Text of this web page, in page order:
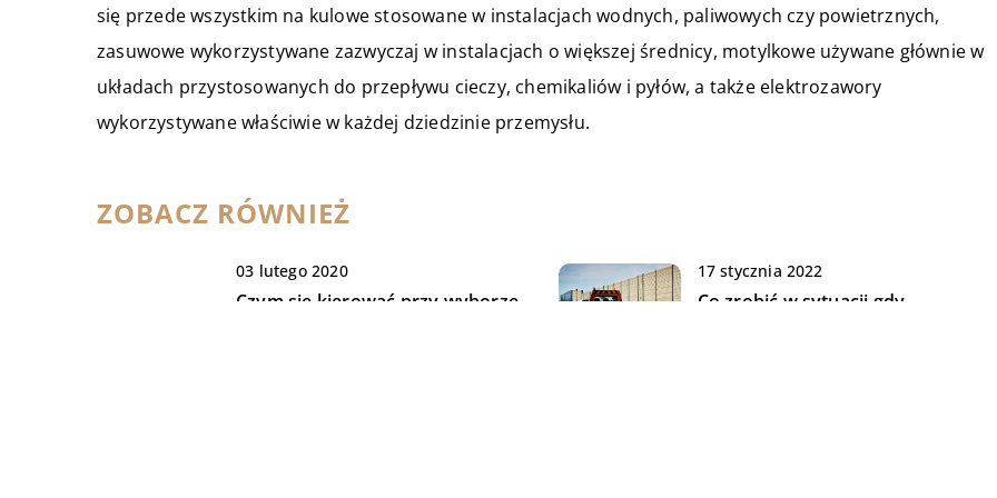
się przede wszystkim na kulowe stosowane w instalacjach wodnych, paliwowych czy powietrznych,
zasuwowe wykorzystywane zazwyczaj w instalacjach o większej średnicy, motylkowe używane głównie w
układach przystosowanych do przepływu cieczy, chemikaliów i pyłów, a także elektrozawory
wykorzystywane właściwie w każdej dziedzinie przemysłu.
ZOBACZ RÓWNIEŻ
03 lutego 2020
Czym się kierować przy wyborze
17 stycznia 2022
Co zrobić w sytuacji gdy